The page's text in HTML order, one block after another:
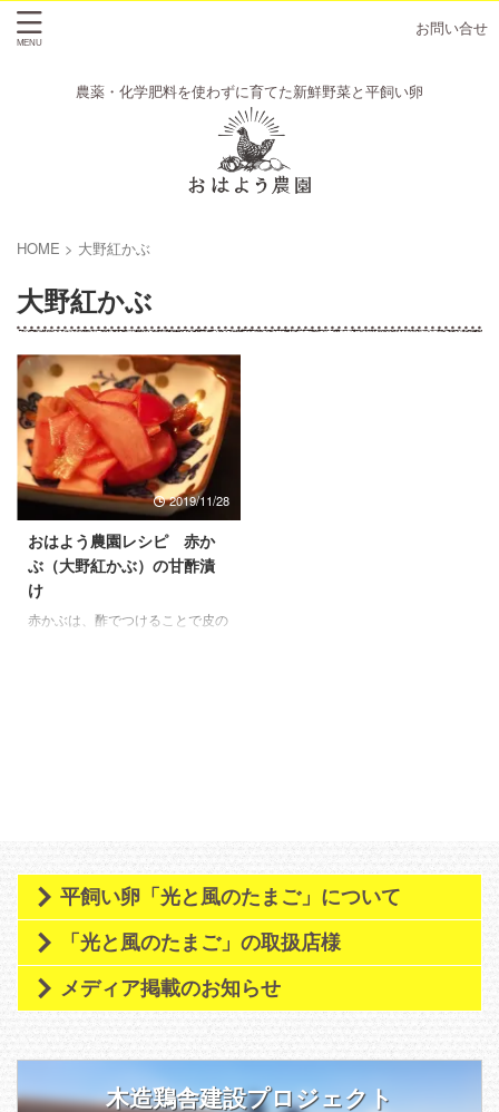
お問い合せ
農薬・化学肥料を使わずに育てた新鮮野菜と平飼い卵
HOME > 大野紅かぶ
大野紅かぶ
2019/11/28
おはよう農園レシピ 赤か
ぶ（大野紅かぶ）の甘酢漬
け
赤かぶは、酢でつけることで皮の
り！ 葉も赤い北海道の赤かぶ
で、江戸時代から栽培されていま
す。漬け物がメインですが、煮物
にしてもおいしいです。
平飼い卵「光と風のたまご」について
「光と風のたまご」の取扱店様
メディア掲載のお知らせ
木造鶏舎建設プロジェクト